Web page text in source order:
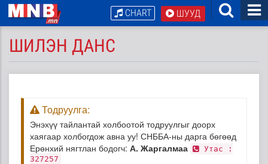
ШУУД
CHART
ШИЛЭН ДАНС
Тодруулга:
Энэхүү тайлантай холбоотой тодруулгыг доорх
хаягаар холбогдож авна уу! СНББА-ны дарга бөгөөд
Ерөнхий нягтлан бодогч: А. Жаргалмаа
Утас :
327257